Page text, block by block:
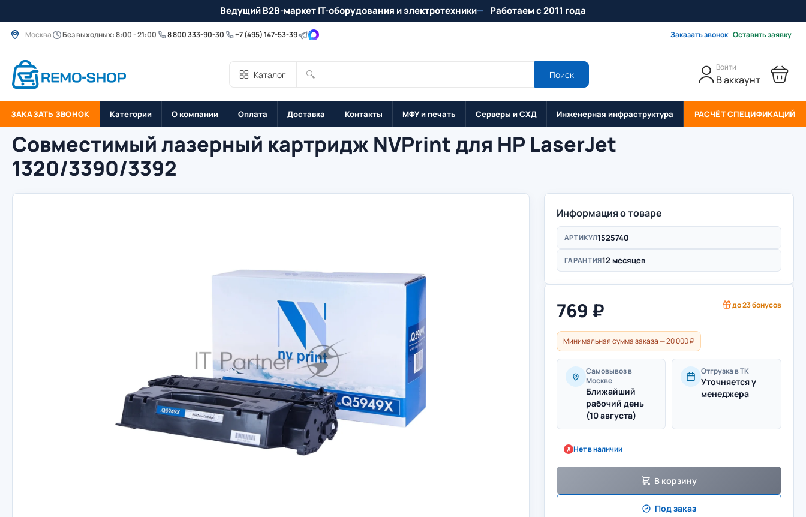
Ведущий B2B-маркет IT-оборудования и электротехники Работаем с 2011 года
Москва Без выходных: 8:00 - 21:00 8 800 333-90-30 +7 (495) 147-53-39 Заказать звонок Оставить заявку
Каталог 🔍 Поиск
Войти
В аккаунт
ЗАКАЗАТЬ ЗВОНОК Категории О компании Оплата Доставка Контакты МФУ и печать Серверы и СХД Инженерная инфраструктура РАСЧЁТ СПЕЦИФИКАЦИЙ
Совместимый лазерный картридж NVPrint для HP LaserJet
1320/3390/3392
Информация о товаре
АРТИКУЛ1525740
ГАРАНТИЯ12 месяцев
769 ₽ до23бонусов
Минимальная сумма заказа — 20 000 ₽
Самовывоз в
Москве
Ближайший
рабочий день
(10 августа)
Отгрузка в ТК
Уточняется у
менеджера
✗ Нет в наличии
В корзину
Под заказ